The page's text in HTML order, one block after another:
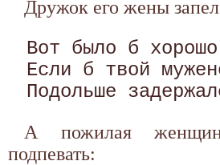
Дружок его жены
Вот было б
Если б твой
А пожилая
подпевать: